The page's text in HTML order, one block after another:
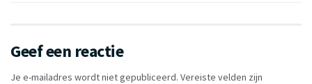
Geef een reactie
Je e-mailadres wordt niet gepubliceerd. Vereiste velden zijn